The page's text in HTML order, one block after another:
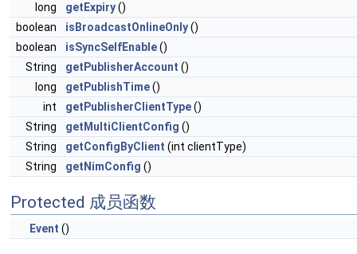
long
getExpiry()
boolean
isBroadcastOnlineOnly()
boolean
isSyncSelfEnable()
String
getPublisherAccount ()
long
getPublishTime()
int
getPublisherClientType()
String
getMultiClientConfig ()
String
getConfigByClient (int clientType)
String
getNimConfig ()
Protected 成员函数
Event ()